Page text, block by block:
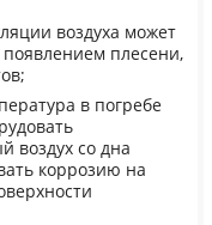
воздуха может
появлением плесени,
в погребе
воздух со дна
коррозию на